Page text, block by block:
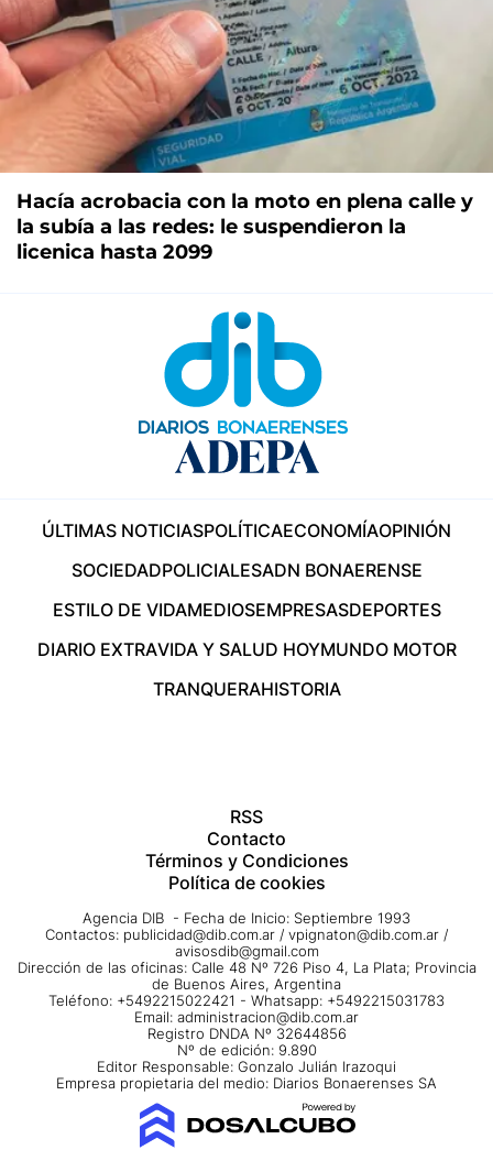
Hacía acrobacia con la moto en plena calle y
la subía a las redes: le suspendieron la
licenica hasta 2099
ÚLTIMAS NOTICIASPOLÍTICAECONOMÍAOPINIÓN
SOCIEDADPOLICIALESADN BONAERENSE
ESTILO DE VIDAMEDIOSEMPRESASDEPORTES
DIARIO EXTRAVIDA Y SALUD HOYMUNDO MOTOR
TRANQUERAHISTORIA
RSS
Contacto
Términos y Condiciones
Política de cookies
Agencia DIB - Fecha de Inicio: Septiembre 1993
Contactos: publicidad@dib.com.ar / vpignaton@dib.com.ar /
avisosdib@gmail.com
Dirección de las oficinas: Calle 48 Nº 726 Piso 4, La Plata; Provincia
de Buenos Aires, Argentina
Teléfono: +5492215022421 - Whatsapp: +5492215031783
Email: administracion@dib.com.ar
Registro DNDA Nº 32644856
Nº de edición: 9.890
Editor Responsable: Gonzalo Julián Irazoqui
Empresa propietaria del medio: Diarios Bonaerenses SA